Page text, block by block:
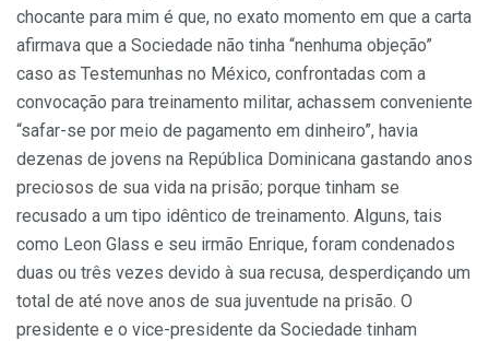
chocante para mim é que, no exato momento em que a carta
afirmava que a Sociedade não tinha “nenhuma objeção”
caso as Testemunhas no México, confrontadas com a
convocação para treinamento militar, achassem conveniente
“safar-se por meio de pagamento em dinheiro”, havia
dezenas de jovens na República Dominicana gastando anos
preciosos de sua vida na prisão; porque tinham se
recusado a um tipo idêntico de treinamento. Alguns, tais
como Leon Glass e seu irmão Enrique, foram condenados
duas ou três vezes devido à sua recusa, desperdiçando um
total de até nove anos de sua juventude na prisão. O
presidente e o vice-presidente da Sociedade tinham